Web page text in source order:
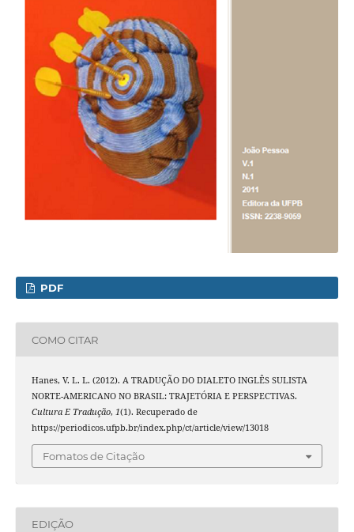
PDF
COMO CITAR
Hanes, V. L. L. (2012). A TRADUÇÃO DO DIALETO INGLÊS SULISTA
NORTE-AMERICANO NO BRASIL: TRAJETÓRIA E PERSPECTIVAS.
Cultura E Tradução, 1(1). Recuperado de
https://periodicos.ufpb.br/index.php/ct/article/view/13018
Fomatos de Citação
EDIÇÃO